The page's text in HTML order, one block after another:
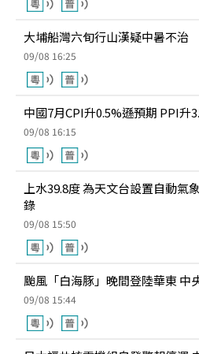
大埔船灣六旬行山漢疑中暑不治
09/08 16:25
中國7月CPI升0.5%遜預期 PPI升
09/08 16:15
上水39.8度 為天文台設置自動氣
錄
09/08 15:50
颱風「白海豚」晚間登陸華東 中
09/08 15:44